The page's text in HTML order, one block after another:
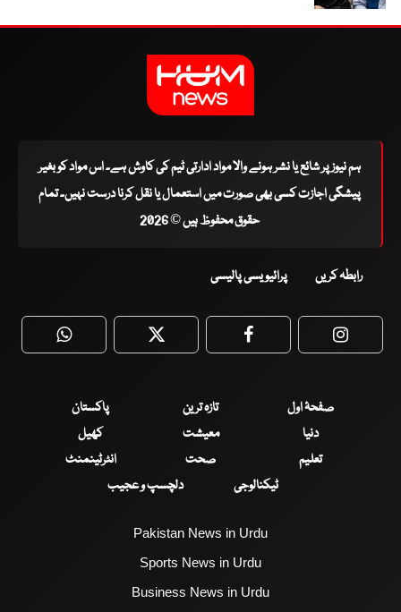
ہم نیوز پر شائع یا نشر ہونے والا مواد ادارتی ٹیم کی کاوش ہے۔ اس مواد کو بغیر
پیشگی اجازت کسی بھی صورت میں استعمال یا نقل کرنا درست نہیں۔ تمام
حقوق محفوظ ہیں © 2026
رابطہ کریں پرائیویسی پالیسی
WhatsApp Twitter Facebook
صفحۂ اول تازہ ترین
پاکستان
دنیا
معیشت
کھیل
تعلیم
صحت
انٹرٹینمنٹ
ٹیکنالوجی
دلچسپ و عجیب
Pakistan News in Urdu
Sports News in Urdu
Business News in Urdu